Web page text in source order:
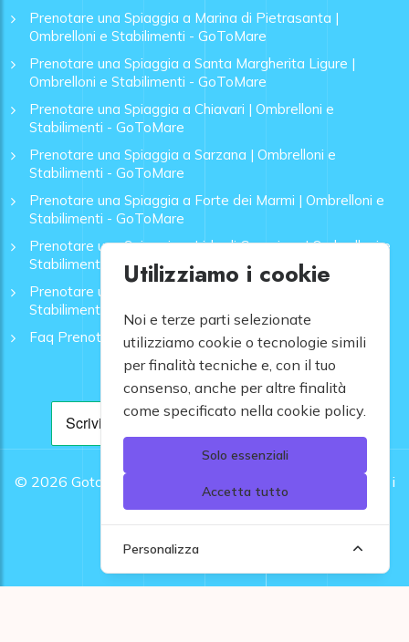
Prenotare una Spiaggia a Marina di Pietrasanta |
Ombrelloni e Stabilimenti - GoToMare
Prenotare una Spiaggia a Santa Margherita Ligure |
Ombrelloni e Stabilimenti - GoToMare
Prenotare una Spiaggia a Chiavari | Ombrelloni e
Stabilimenti - GoToMare
Prenotare una Spiaggia a Sarzana | Ombrelloni e
Stabilimenti - GoToMare
Prenotare una Spiaggia a Forte dei Marmi | Ombrelloni e
Stabilimenti - GoToMare
Prenotare una Spiaggia a Lido di Camaiore | Ombrelloni e
Stabilimenti - GoToMare
Prenotare una Spiaggia a Rapallo | Ombrelloni e
Stabilimenti - GoToMare
Faq Prenotazione Spiagge
© 2026 Gotomare srl - Partita IVA 12948810960 .
Tutti i
diritti riservati.
Utilizziamo i cookie
Noi e terze parti selezionate
utilizziamo cookie o tecnologie simili
per finalità tecniche e, con il tuo
consenso, anche per altre finalità
come specificato nella cookie policy.
Solo essenziali
Accetta tutto
Personalizza